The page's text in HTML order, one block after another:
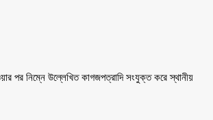
পর নিম্নে উল্লেখিত কাগজপত্রাদি সংযুক্ত করে স্থানীয়